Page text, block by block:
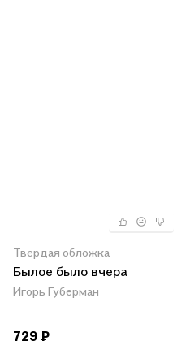
Твердая обложка
Былое было вчера
Игорь Губерман
729 ₽